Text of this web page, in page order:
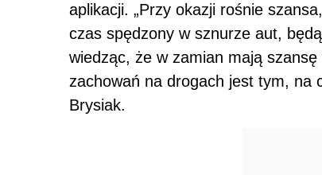
aplikacji. „Przy okazji rośnie
czas spędzony w sznurze aut,
wiedząc, że w zamian mają szansę
zachowań na drogach jest tym, na
Brysiak.